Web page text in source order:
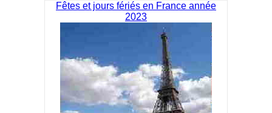
Fêtes et jours fériés en France année
2023